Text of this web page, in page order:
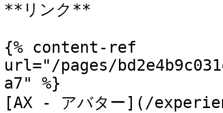
**リンク**
{% content-ref
url="/pages/
a7" %}
[AX - アバター](/